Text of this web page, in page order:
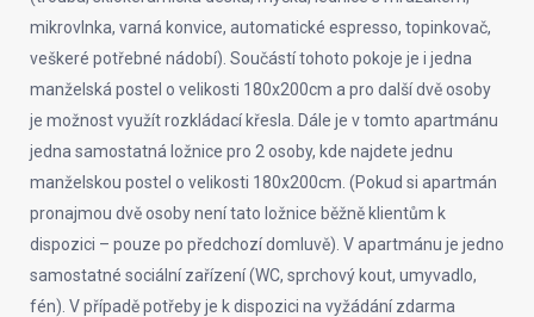
mikrovlnka, varná konvice, automatické espresso, topinkovač,
veškeré potřebné nádobí). Součástí tohoto pokoje je i jedna
manželská postel o velikosti 180x200cm a pro další dvě osoby
je možnost využít rozkládací křesla. Dále je v tomto apartmánu
jedna samostatná ložnice pro 2 osoby, kde najdete jednu
manželskou postel o velikosti 180x200cm. (Pokud si apartmán
pronajmou dvě osoby není tato ložnice běžně klientům k
dispozici – pouze po předchozí domluvě). V apartmánu je jedno
samostatné sociální zařízení (WC, sprchový kout, umyvadlo,
fén). V případě potřeby je k dispozici na vyžádání zdarma